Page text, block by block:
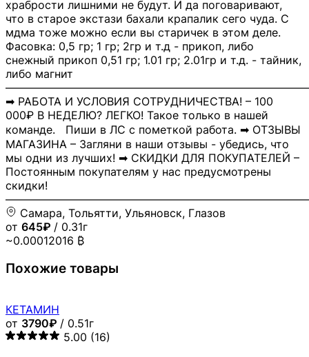
храбрости лишними не будут. И да поговаривают,
что в старое экстази бахали крапалик сего чуда. С
мдма тоже можно если вы старичек в этом деле.
Фасовка: 0,5 гр; 1 гр; 2гр и т.д - прикоп, либо
снежный прикоп 0,51 гр; 1.01 гр; 2.01гр и т.д. - тайник,
либо магнит
➡ РАБОТА И УСЛОВИЯ СОТРУДНИЧЕСТВА! – 100
000₽ В НЕДЕЛЮ? ЛЕГКО! Такое только в нашей
команде. Пиши в ЛС с пометкой работа. ➡ ОТЗЫВЫ
МАГАЗИНА – Загляни в наши отзывы - убедись, что
мы одни из лучших! ➡ СКИДКИ ДЛЯ ПОКУПАТЕЛЕЙ –
Постоянным покупателям у нас предусмотрены
скидки!
Самара, Тольятти, Ульяновск, Глазов
от 645₽ / 0.31г
~0.00012016 ₿
Похожие товары
КЕТАМИН
от 3790₽ / 0.51г
5.00 (16)